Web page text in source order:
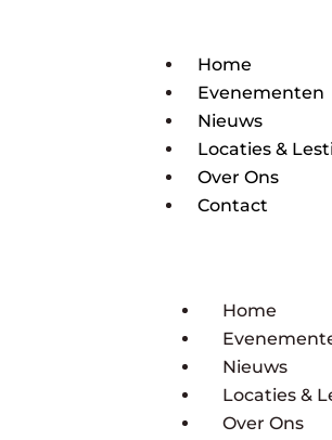
Home
Evenementen
Nieuws
Locaties &
Over Ons
Contact
Home
Nieuws
Locaties &
Over Ons